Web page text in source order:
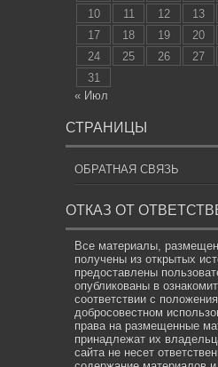
10
11 12 13
17
18 19 20
24
25 26 27
31
« Июл
СТРАНИЦЫ
ОБРАТНАЯ СВЯЗЬ
ОТКАЗ ОТ
Все материалы,
получены из открытых
предоставлены
опубликованы в
соответствии с
добросовестном
права на размещенные
принадлежат их
сайта не несет